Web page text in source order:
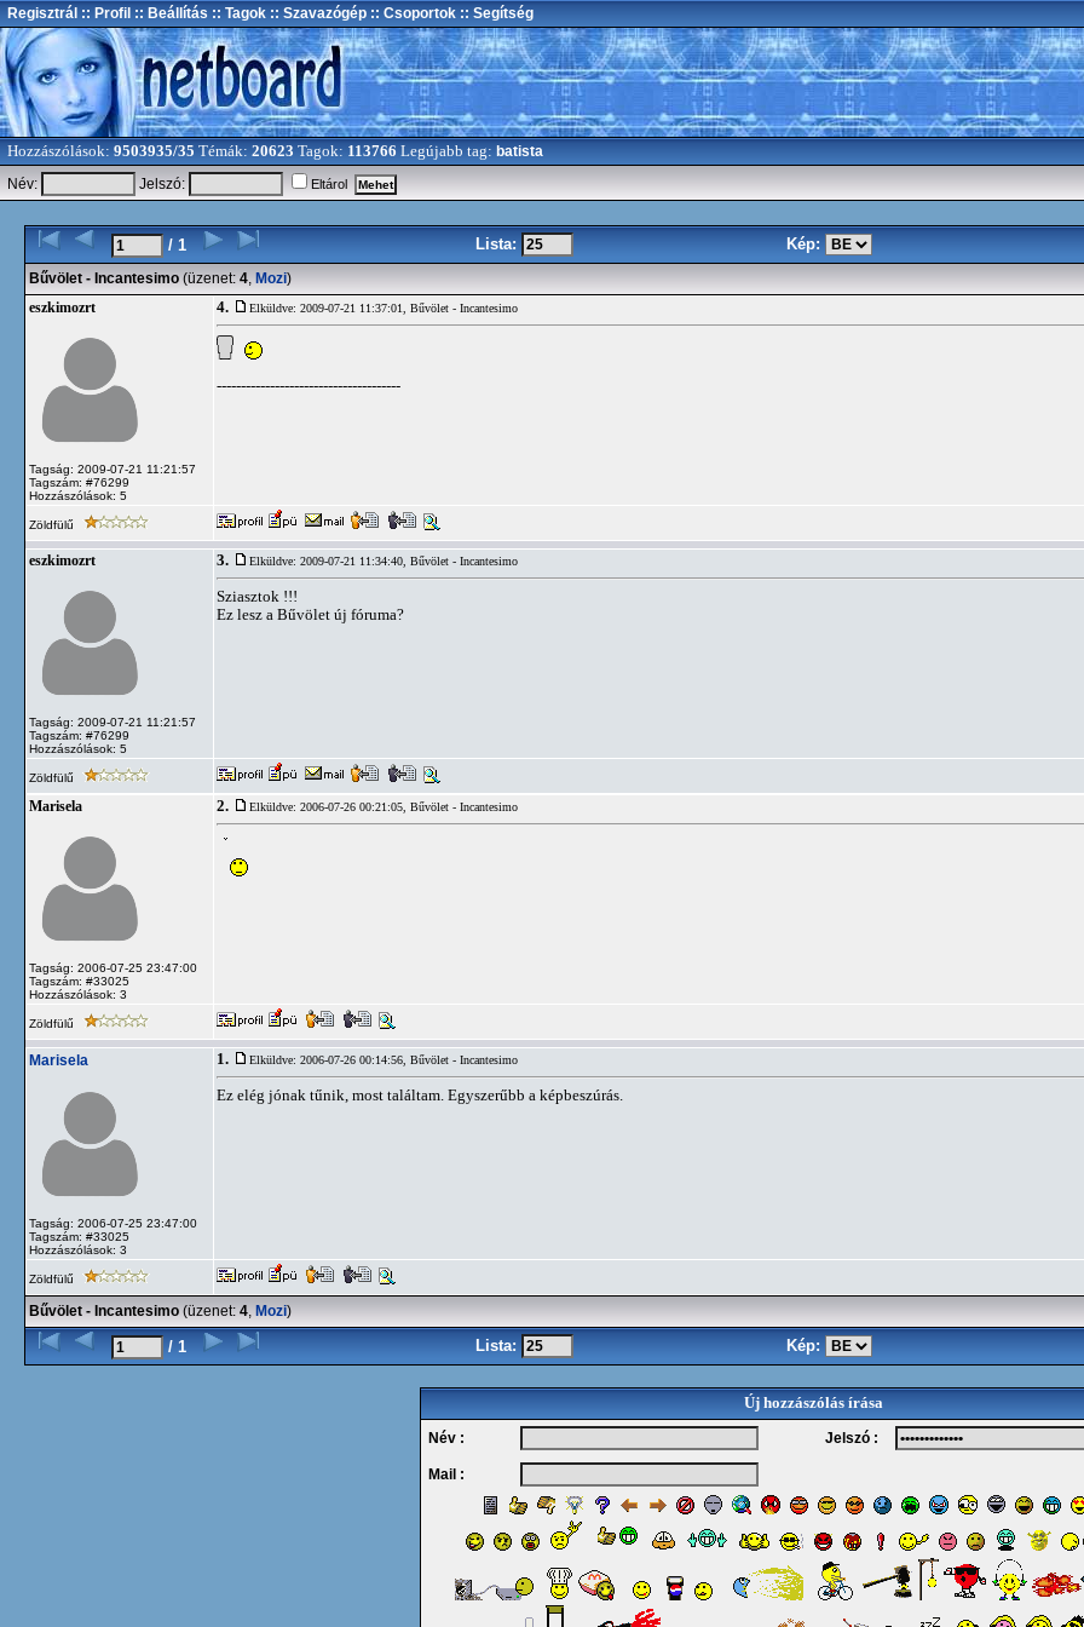
Regisztrál :: Profil :: Beállítás :: Tagok :: Szavazógép :: Csoportok :: Segítség
Hozzászólások: 9503935/35 Témák: 20623 Tagok: 113766 Legújabb tag: batista
Név: Jelszó: Eltárol
/ 1 Lista: Kép:
Bűvölet - Incantesimo (üzenet: 4, Mozi)
eszkimozrt
Tagság: 2009-07-21 11:21:57
Tagszám: #76299
Hozzászólások: 5
4. Elküldve: 2009-07-21 11:37:01, Bűvölet - Incantesimo
--------------------------------------
Zöldfülű
eszkimozrt
Tagság: 2009-07-21 11:21:57
Tagszám: #76299
Hozzászólások: 5
3. Elküldve: 2009-07-21 11:34:40, Bűvölet - Incantesimo
Sziasztok !!!
Ez lesz a Bűvölet új fóruma?
Zöldfülű
Marisela
Tagság: 2006-07-25 23:47:00
Tagszám: #33025
Hozzászólások: 3
2. Elküldve: 2006-07-26 00:21:05, Bűvölet - Incantesimo
Zöldfülű
Marisela
Tagság: 2006-07-25 23:47:00
Tagszám: #33025
Hozzászólások: 3
1. Elküldve: 2006-07-26 00:14:56, Bűvölet - Incantesimo
Ez elég jónak tűnik, most találtam. Egyszerűbb a képbeszúrás.
Zöldfülű
Bűvölet - Incantesimo (üzenet: 4, Mozi)
/ 1 Lista: Kép:
Új hozzászólás írása
Név : Jelszó :
Mail :